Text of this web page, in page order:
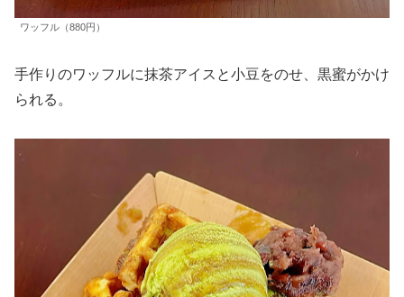
ワッフル（880円）
手作りのワッフルに抹茶アイスと小豆をのせ、黒蜜がかけ
られる。